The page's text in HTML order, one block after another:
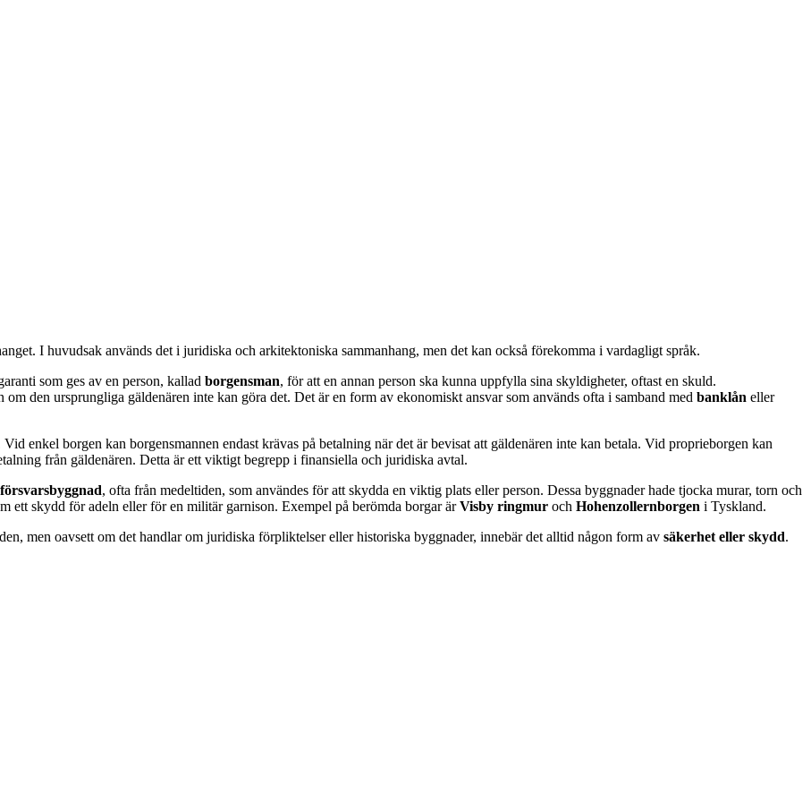
I huvudsak används det i juridiska och arkitektoniska sammanhang, men det kan också förekomma i vardagligt språk.
som ges av en person, kallad borgensman, för att en annan person ska kunna uppfylla sina skyldigheter, oftast en skuld.
den ursprungliga gäldenären inte kan göra det. Det är en form av ekonomiskt ansvar som används ofta i samband med banklån eller
Vid enkel borgen kan borgensmannen endast krävas på betalning när det är bevisat att gäldenären inte kan betala. Vid proprieborgen kan
från gäldenären. Detta är ett viktigt begrepp i finansiella och juridiska avtal.
försvarsbyggnad, ofta från medeltiden, som användes för att skydda en viktig plats eller person. Dessa byggnader hade tjocka murar, torn och
ett skydd för adeln eller för en militär garnison. Exempel på berömda borgar ärVisby ringmur och Hohenzollernborgen i Tyskland.
men oavsett om det handlar om juridiska förpliktelser eller historiska byggnader, innebär det alltid någon form av säkerhet eller skydd.